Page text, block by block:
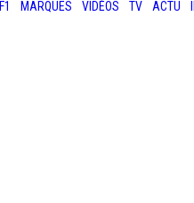
F1 MARQUES VIDÉOS TV ACTU